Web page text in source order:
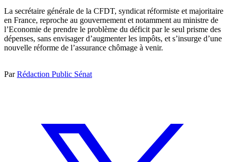
La secrétaire générale de la CFDT, syndicat réformiste et majoritaire
en France, reproche au gouvernement et notamment au ministre de
l’Economie de prendre le problème du déficit par le seul prisme des
dépenses, sans envisager d’augmenter les impôts, et s’insurge d’une
nouvelle réforme de l’assurance chômage à venir.
ParRédaction Public Sénat